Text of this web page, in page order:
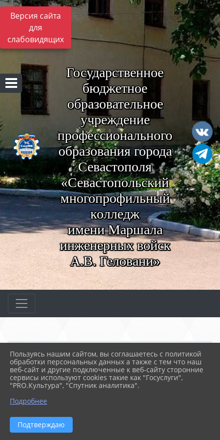
Версия сайта
для
слабовидящих
Государственное
бюджетное
образовательное
учреждение
профессионального
образования города
Севастополя
«Севастопольский
многопрофильный
колледж
имени Маршала
инженерных войск
А.В. Геловани»
Главная МЕРОПРИЯТИЯ
Новости
Библиотечный час
19.01.2026 08:38
Пользуясь нашим сайтом, вы соглашаетесь с политикой
обработки персональных данных а также с тем что наш
веб-сайт и другие подключенные к веб-сайту сторонние
сервисы используют cookies такие как "Госуслуги",
"PRO.Культура", "Спутник аналитика".
Подробнее
Подтверждаю